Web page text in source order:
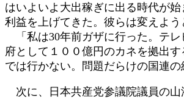
はいよいよ大出稼ぎに出る時代が
利益を上げてきた。彼らは変えよ
「私は30年前ガザに行った。テレ
府として１００億円のカネを拠出
では行かない。問題だらけの国連
次に、日本共産党参議院議員の山